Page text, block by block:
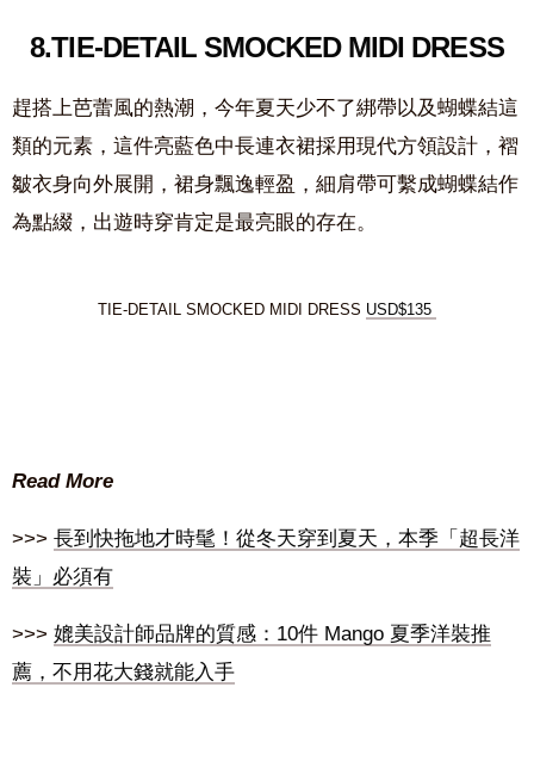
8.TIE-DETAIL SMOCKED MIDI DRESS
趕搭上芭蕾風的熱潮，今年夏天少不了綁帶以及蝴蝶結這
類的元素，這件亮藍色中長連衣裙採用現代方領設計，褶
皺衣身向外展開，裙身飄逸輕盈，細肩帶可繫成蝴蝶結作
為點綴，出遊時穿肯定是最亮眼的存在。
TIE-DETAIL SMOCKED MIDI DRESS USD$135
Read More
>>> 長到快拖地才時髦！從冬天穿到夏天，本季「超長洋
裝」必須有
>>> 媲美設計師品牌的質感：10件 Mango 夏季洋裝推
薦，不用花大錢就能入手